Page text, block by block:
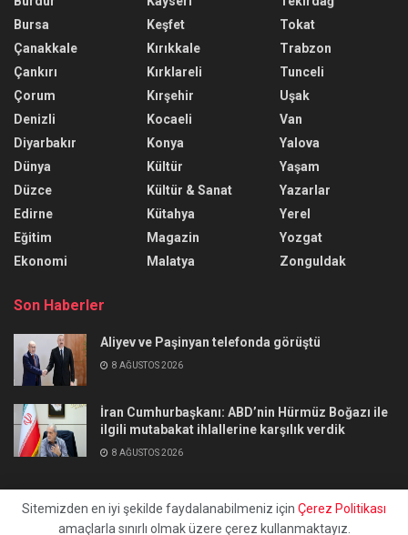
Bursa
Çanakkale
Çankırı
Çorum
Denizli
Diyarbakır
Dünya
Düzce
Edirne
Eğitim
Ekonomi
Keşfet
Kırıkkale
Kırklareli
Kırşehir
Kocaeli
Konya
Kültür
Kültür & Sanat
Kütahya
Magazin
Malatya
Tokat
Trabzon
Tunceli
Uşak
Van
Yalova
Yaşam
Yazarlar
Yerel
Yozgat
Zonguldak
Son Haberler
Aliyev ve Paşinyan telefonda görüştü
8 AĞUSTOS 2026
İran Cumhurbaşkanı: ABD’nin Hürmüz Boğazı ile
ilgili mutabakat ihlallerine karşılık verdik
8 AĞUSTOS 2026
Sitemizden en iyi şekilde faydalanabilmeniz için Çerez Politikası
amaçlarla sınırlı olmak üzere çerez kullanmaktayız.